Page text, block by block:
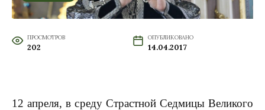
ПРОСМОТРОВ
202
ОПУБЛИКОВАНО
14.04.2017
12 апреля, в среду Страстной Седмицы Великого